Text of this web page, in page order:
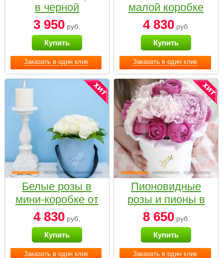
Заказать в один клик
в черной
коробке Small
3 950 руб.
Купить
Заказать в один клик
малой коробке
4 830руб.
Купить
Заказать в один клик
Белые розы в
мини-коробке от
Bella Fiori
4 830 руб.
Купить
Заказать в один клик
Пионовидные
розы и пионы в
белой коробке
Small
8 650руб.
Купить